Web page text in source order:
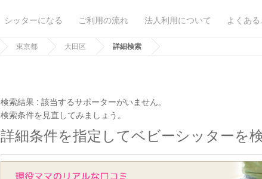
シッターになる ご利用の流れ 法人利用について よくあ
東京都 大田区 詳細検索
検索結果 :該当するサポーターがいません。
検索条件を見直してみましょう。
詳細条件を指定してベビーシッターを